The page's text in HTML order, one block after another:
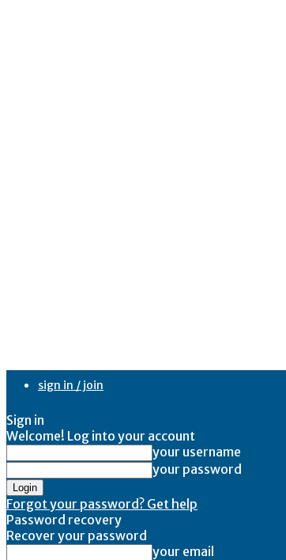
sign in / join
Sign in
Welcome! Log into your account
your username
your password
Forgot your password? Get help
Password recovery
Recover your password
your email